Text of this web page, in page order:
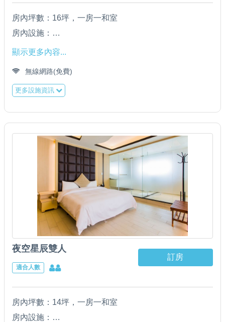
房內坪數：16坪，一房一和室
房內設施：
＊五星級老K獨立筒床墊(加大6呎*6.2呎)／羽絨枕 ／ 羽
＊日立分離式變頻冷氣
＊42吋液晶電視 ／ wifi無線上網
＊單門電冰箱 ／ 電熱水瓶 ／ 吹風機
＊乾溼分離衛浴設備
＊黑松純水 ／ 天仁玄米茶 ／ 老舊金山咖啡包 Swiss
Miss巧克力（兒童限定）
＊盥洗用具--上山採藥(沐浴乳／洗髮精／大小毛巾／牙刷
(男、女)／潤髮乳 ／ 刮鬍刀 ／ 梳子（告知給附）
顯示更多內容...
無線網路(免費)
更多設施資訊
夜空星辰雙人
適合人數
訂房
房內坪數：14坪，一房一和室
房內設施：